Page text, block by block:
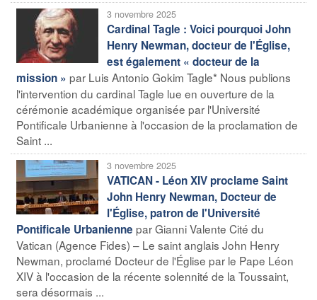
3 novembre 2025
Cardinal Tagle : Voici pourquoi John
Henry Newman, docteur de l'Église,
est également « docteur de la
mission » par Luis Antonio Gokim Tagle* Nous publions
l'intervention du cardinal Tagle lue en ouverture de la
cérémonie académique organisée par l'Université
Pontificale Urbanienne à l'occasion de la proclamation de
Saint ...
3 novembre 2025
VATICAN - Léon XIV proclame Saint
John Henry Newman, Docteur de
l'Église, patron de l'Université
Pontificale Urbanienne par Gianni Valente Cité du
Vatican (Agence Fides) – Le saint anglais John Henry
Newman, proclamé Docteur de l'Église par le Pape Léon
XIV à l'occasion de la récente solennité de la Toussaint,
sera désormais ...